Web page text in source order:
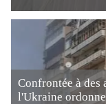
Confrontée à des
l'Ukraine